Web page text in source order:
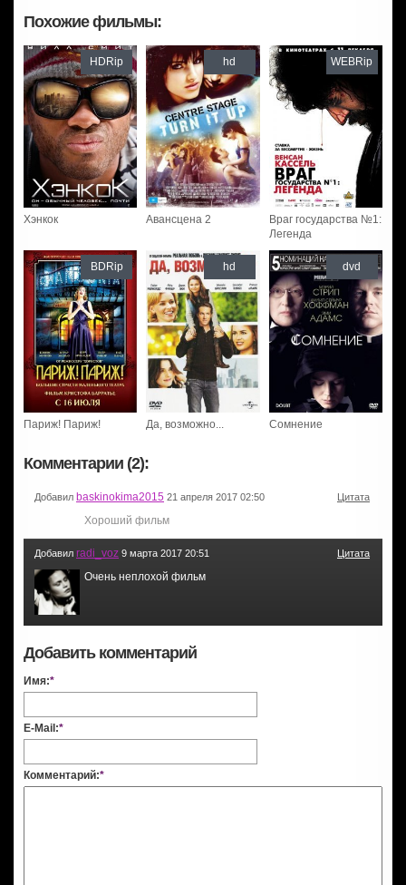
Похожие фильмы:
Хэнкок
HDRip
Авансцена 2
hd
Враг государства №1:
Легенда
WEBRip
Париж! Париж!
BDRip
Да, возможно...
hd
Сомнение
dvd
Комментарии (2):
Добавил baskinokima2015 21 апреля 2017 02:50 Цитата
Хороший фильм
Добавил radi_voz 9 марта 2017 20:51 Цитата
Очень неплохой фильм
Добавить комментарий
Имя:*
E-Mail:*
Комментарий:*